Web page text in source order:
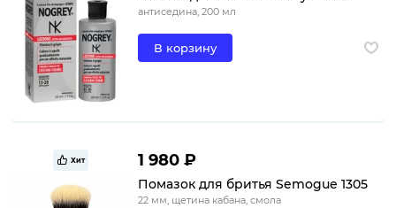
антиседина, 200 мл
В корзину
Хит 1 980 ₽
Помазок для бритья Semogue 1305
22 мм, щетина кабана, смола